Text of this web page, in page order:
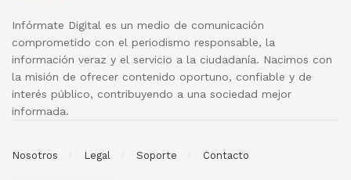
Infórmate Digital es un medio de comunicación
comprometido con el periodismo responsable, la
información veraz y el servicio a la ciudadanía. Nacimos con
la misión de ofrecer contenido oportuno, confiable y de
interés público, contribuyendo a una sociedad mejor
informada.
Nosotros Legal Soporte Contacto